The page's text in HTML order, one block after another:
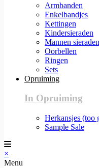
Armbanden
Enkelbandjes
Kettingen
Kindersieraden
Mannen sieraden
Oorbellen
Ringen
Sets
Opruiming
In Opruiming
Herkansjes (too
Sample Sale
×
Menu